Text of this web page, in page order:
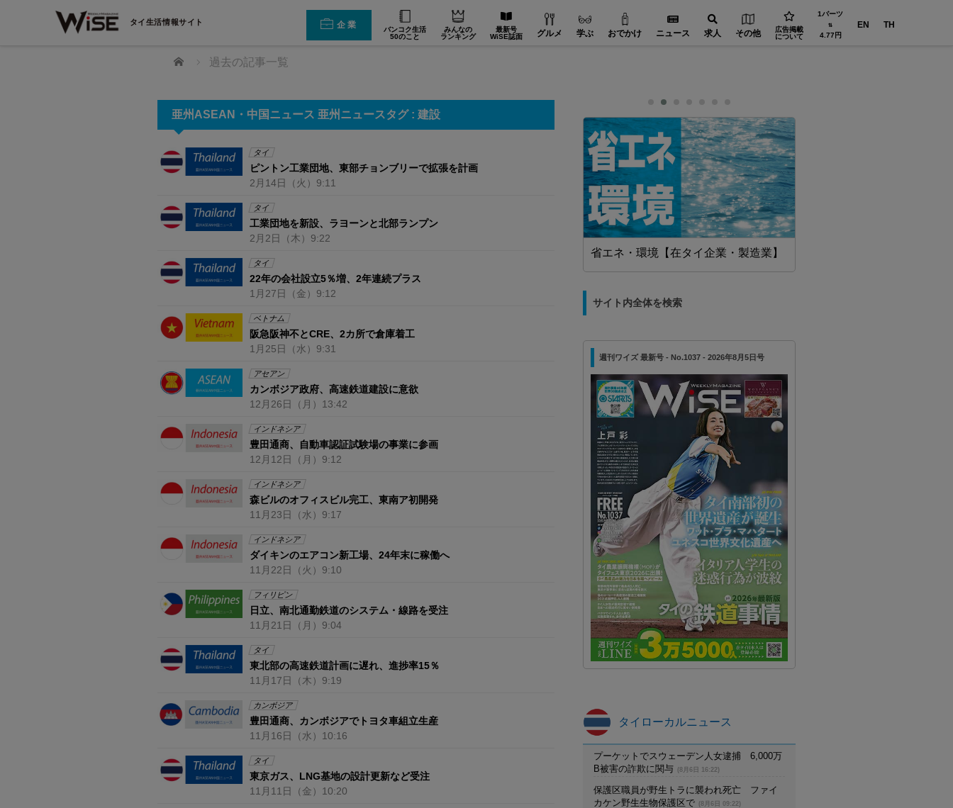
タイ生活情報サイト 企業
バンコク生活
50のこと
みんなの
ランキング
最新号
WiSE誌面
グルメ 学ぶ おでかけ ニュース 求人 その他
広告掲載
について
1バーツ
⇅
4.77円
EN TH
ホーム 過去の記事一覧
亜州ASEAN・中国ニュース 亜州ニュースタグ : 建設
タイ
ピントン工業団地、東部チョンブリーで拡張を計画
2月14日 （火） 9:11
タイ
工業団地を新設、ラヨーンと北部ランプン
2月2日 （木） 9:22
タイ
22年の会社設立5％増、2年連続プラス
1月27日 （金） 9:12
ベトナム
阪急阪神不とCRE、2カ所で倉庫着工
1月25日 （水） 9:31
アセアン
カンボジア政府、高速鉄道建設に意欲
12月26日 （月） 13:42
インドネシア
豊田通商、自動車認証試験場の事業に参画
12月12日 （月） 9:12
インドネシア
森ビルのオフィスビル完工、東南ア初開発
11月23日 （水） 9:17
インドネシア
ダイキンのエアコン新工場、24年末に稼働へ
11月22日 （火） 9:10
フィリピン
日立、南北通勤鉄道のシステム・線路を受注
11月21日 （月） 9:04
タイ
東北部の高速鉄道計画に遅れ、進捗率15％
11月17日 （木） 9:19
カンボジア
豊田通商、カンボジアでトヨタ車組立生産
11月16日 （水） 10:16
タイ
東京ガス、LNG基地の設計更新など受注
11月11日 （金） 10:20
省エネ・環境【在タイ企業・製造業】
サイト内全体を検索
週刊ワイズ 最新号 - No.1037 - 2026年8月5日号
タイローカルニュース
プーケットでスウェーデン人女逮捕 6,000万
B被害の詐欺に関与 (8月6日 16:22)
保護区職員が野生トラに襲われ死亡 ファイ
カケン野生生物保護区で (8月6日 09:22)